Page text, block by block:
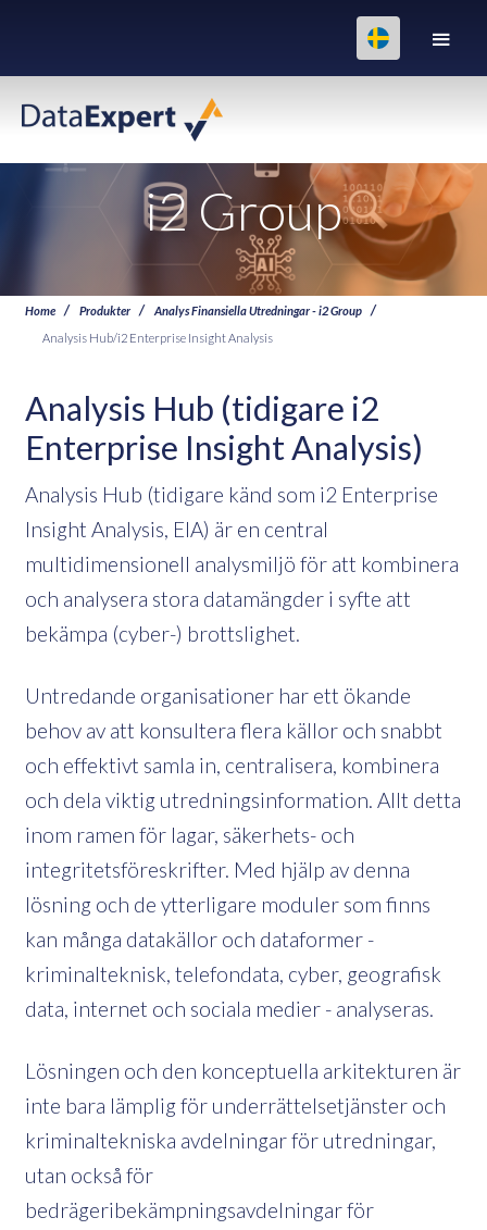
i2 Group
Home Produkter
Analys Finansiella Utredningar - i2 Group
Analysis Hub/i2 Enterprise Insight Analysis
Analysis Hub (tidigare i2
Enterprise Insight Analysis)
Analysis Hub (tidigare känd som i2 Enterprise
Insight Analysis, EIA) är en central
multidimensionell analysmiljö för att kombinera
och analysera stora datamängder i syfte att
bekämpa (cyber-) brottslighet.
Untredande organisationer har ett ökande
behov av att konsultera flera källor och snabbt
och effektivt samla in, centralisera, kombinera
och dela viktig utredningsinformation. Allt detta
inom ramen för lagar, säkerhets- och
integritetsföreskrifter. Med hjälp av denna
lösning och de ytterligare moduler som finns
kan många datakällor och dataformer -
kriminalteknisk, telefondata, cyber, geografisk
data, internet och sociala medier - analyseras.
Lösningen och den konceptuella arkitekturen är
inte bara lämplig för underrättelsetjänster och
kriminaltekniska avdelningar för utredningar,
utan också för
bedrägeribekämpningsavdelningar för